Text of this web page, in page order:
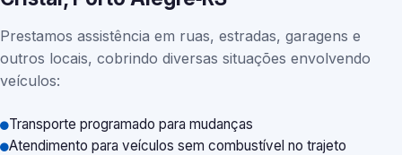
Prestamos assistência em ruas, estradas, garagens e
outros locais, cobrindo diversas situações envolvendo
veículos:
Transporte programado para mudanças
Atendimento para veículos sem combustível no trajeto